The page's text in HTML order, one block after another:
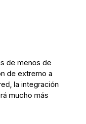
de menos de
de extremo a
la integración
mucho más